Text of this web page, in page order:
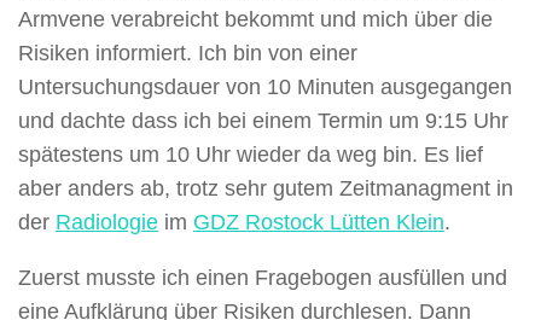
Armvene verabreicht bekommt und mich über die
Risiken informiert. Ich bin von einer
Untersuchungsdauer von 10 Minuten ausgegangen
und dachte dass ich bei einem Termin um 9:15 Uhr
spätestens um 10 Uhr wieder da weg bin. Es lief
aber anders ab, trotz sehr gutem Zeitmanagment in
der Radiologie im GDZ Rostock Lütten Klein.
Zuerst musste ich einen Fragebogen ausfüllen und
eine Aufklärung über Risiken durchlesen. Dann